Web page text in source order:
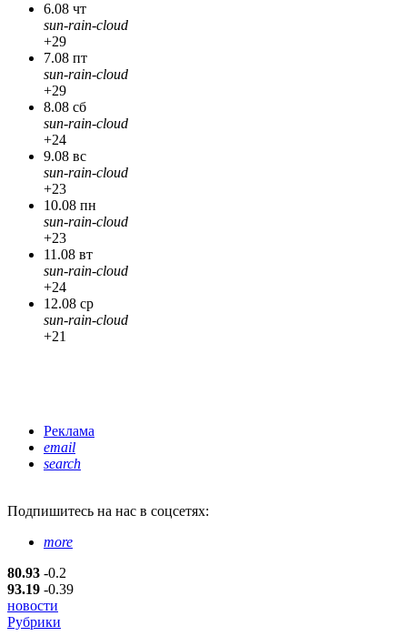
6.08 чт
sun-rain-cloud
+29
7.08 пт
sun-rain-cloud
+29
8.08 сб
sun-rain-cloud
+24
9.08 вс
sun-rain-cloud
+23
10.08 пн
sun-rain-cloud
+23
11.08 вт
sun-rain-cloud
+24
12.08 ср
sun-rain-cloud
+21
Реклама
email
search
Подпишитесь на нас в соцсетях:
more
80.93 -0.2
93.19 -0.39
новости
Рубрики